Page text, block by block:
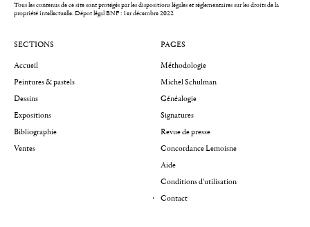
Tous les contenus de ce site sont protégés par les dispositions légales et réglementaires sur les droits de la
propriété intellectuelle.Dépot légal BNF : 1er décembre 2022
SECTIONS
Accueil
Peintures & pastels
Dessins
Expositions
Bibliographie
Ventes
PAGES
Méthodologie
Michel Schulman
Généalogie
Signatures
Revue de presse
Concordance Lemoisne
Aide
Conditions d'utilisation
Contact